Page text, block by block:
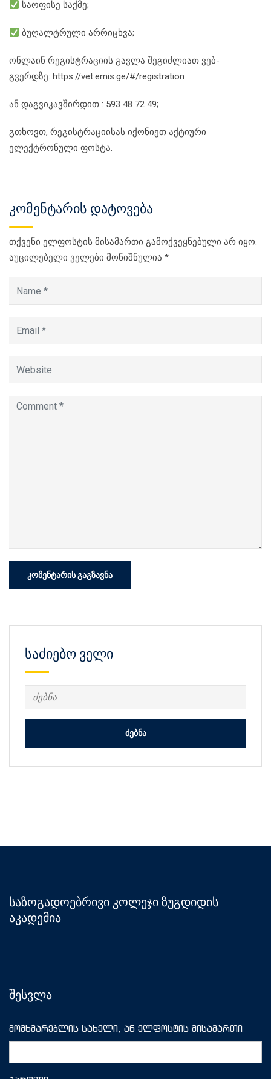
საოფისე საქმე;
ბუღალტრული არრიცხვა;
ონლაინ რეგისტრაციის გავლა შეგიძლიათ ვებ-
გვერდზე: https://vet.emis.ge/#/registration
ან დაგვიკავშირდით : 593 48 72 49;
გთხოვთ, რეგისტრაციისას იქონიეთ აქტიური
ელექტრონული ფოსტა.
კომენტარის დატოვება
თქვენი ელფოსტის მისამართი გამოქვეყნებული არ იყო.
აუცილებელი ველები მონიშნულია *
საძიებო ველი
ძებნა:
საზოგადოებრივი კოლეჯი ზუგდიდის
აკადემია
შესვლა
მომხმარებლის სახელი, ან ელფოსტის მისამართი